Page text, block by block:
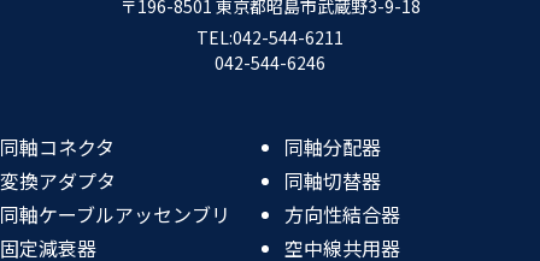
〒196-8501 東京都昭島市武蔵野3-9-18
TEL:042-544-6211
042-544-6246
同軸コネクタ
変換アダプタ
同軸ケーブルアッセンブリ
固定減衰器
同軸分配器
同軸切替器
方向性結合器
空中線共用器